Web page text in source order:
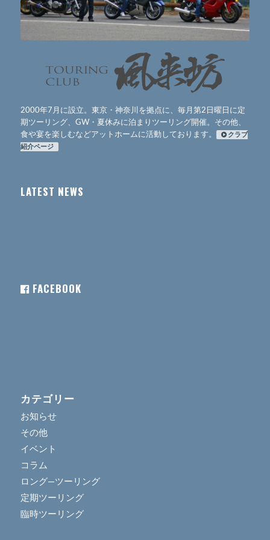
2000年7月に設立。東京・神奈川を拠点に、毎月第2日曜日に定
期ツーリング、GW・夏休みに泊まりツーリング開催。その他、
食や宴を楽しむなどアットホームに活動しております。
クラブ
紹介ページ
LATEST NEWS
FACEBOOK
カテゴリー
お知らせ
その他
イベント
コラム
ロング―ツーリング
定期ツーリング
臨時ツーリング